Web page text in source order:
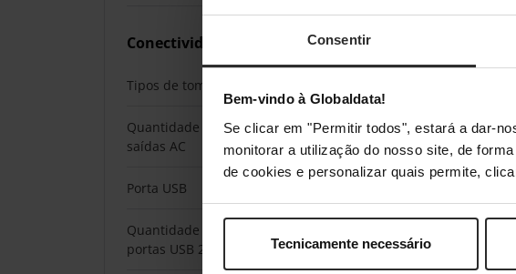
Consentir
Bem-vindo à Globaldata!
Se clicar em "Permitir todos", estará a dar-
monitorar a utilização do nosso site, de
de cookies e personalizar quais permite,
Tecnicamente necessário
Conectividade
Tipos de tomada AC
Quantidade de
saídas AC
2 tomada(s) CA
Porta USB
Quantidade de
portas USB 2.0